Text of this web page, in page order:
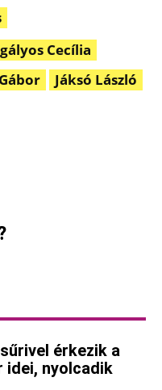
Cecília
Jáksó László
érkezik a
idei, nyolcadik